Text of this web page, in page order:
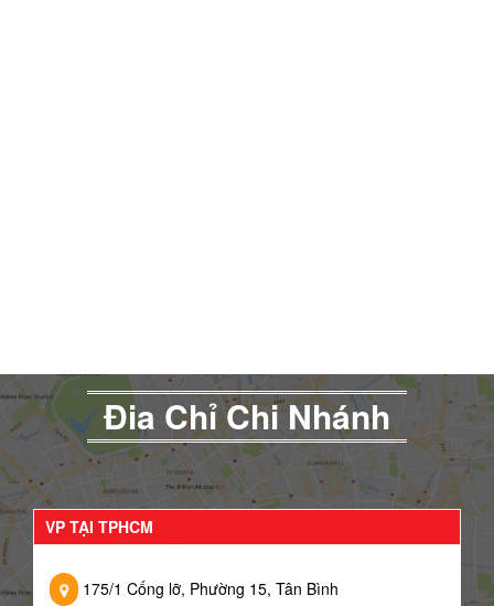
Đia Chỉ Chi Nhánh
VP TẠI TPHCM
175/1 Cống lỡ, Phường 15, Tân Bình